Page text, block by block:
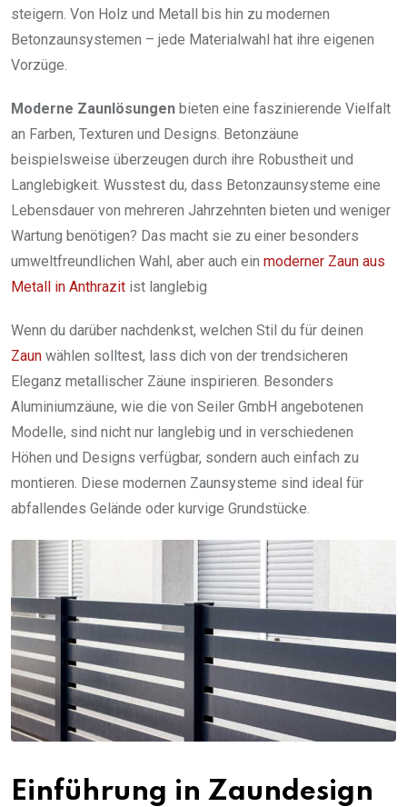
steigern. Von Holz und Metall bis hin zu modernen
Betonzaunsystemen – jede Materialwahl hat ihre eigenen
Vorzüge.
Moderne Zaunlösungen bieten eine faszinierende Vielfalt
an Farben, Texturen und Designs. Betonzäune
beispielsweise überzeugen durch ihre Robustheit und
Langlebigkeit. Wusstest du, dass Betonzaunsysteme eine
Lebensdauer von mehreren Jahrzehnten bieten und weniger
Wartung benötigen? Das macht sie zu einer besonders
umweltfreundlichen Wahl, aber auch ein moderner Zaun aus
Metall in Anthrazit ist langlebig
Wenn du darüber nachdenkst, welchen Stil du für deinen
Zaun wählen solltest, lass dich von der trendsicheren
Eleganz metallischer Zäune inspirieren. Besonders
Aluminiumzäune, wie die von Seiler GmbH angebotenen
Modelle, sind nicht nur langlebig und in verschiedenen
Höhen und Designs verfügbar, sondern auch einfach zu
montieren. Diese modernen Zaunsysteme sind ideal für
abfallendes Gelände oder kurvige Grundstücke.
Einführung in Zaundesign